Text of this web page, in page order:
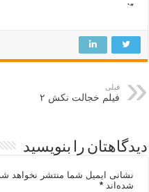
“`
قبلی
فیلم خجالت نکش ۲
دیدگاهتان را بنویسید
نشانی ایمیل شما منتشر نخواهد
شده‌اند*